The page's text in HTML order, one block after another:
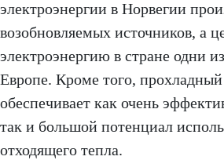
электроэнергии в Норвегии
возобновляемых источников, а
электроэнергию в стране одни
Европе. Кроме того,
обеспечивает как очень
так и большой потенциал
отходящего тепла.